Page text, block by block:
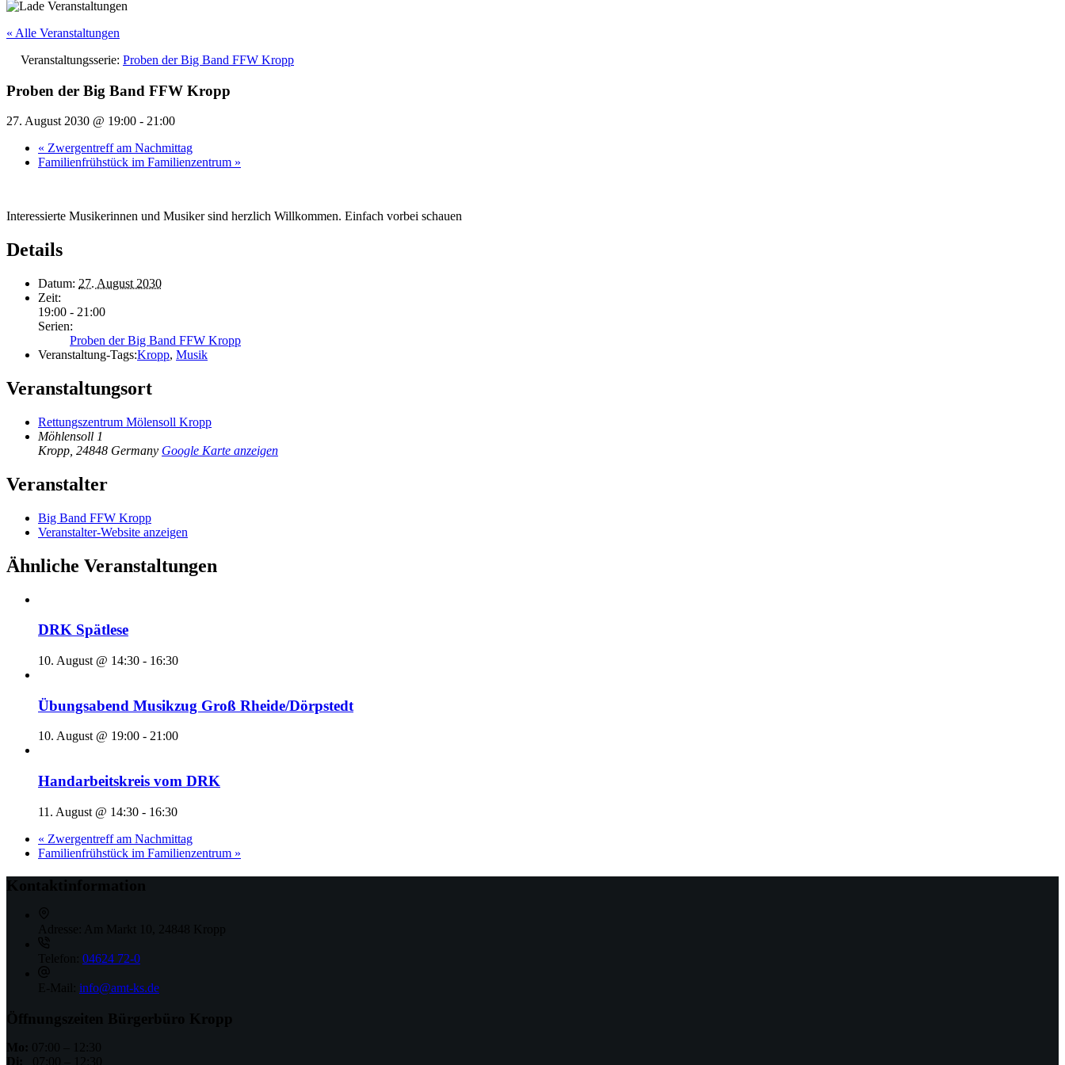
« Alle Veranstaltungen
Veranstaltungsserie: Proben der Big Band FFW Kropp
Proben der Big Band FFW Kropp
27. August 2030 @ 19:00 - 21:00
« Zwergentreff am Nachmittag
Familienfrühstück im Familienzentrum »
Interessierte Musikerinnen und Musiker sind herzlich Willkommen. Einfach vorbei schauen
Details
Datum: 27. August 2030
Zeit:
19:00 - 21:00
Serien:
Proben der Big Band FFW Kropp
Veranstaltung-Tags:Kropp, Musik
Veranstaltungsort
Rettungszentrum Mölensoll Kropp
Möhlensoll 1
Kropp 24848 Germany Google Karte anzeigen
Veranstalter
Big Band FFW Kropp
Veranstalter-Website anzeigen
Ähnliche Veranstaltungen
DRK Spätlese
10. August @ 14:30 - 16:30
Übungsabend Musikzug Groß Rheide/Dörpstedt
10. August @ 19:00 - 21:00
Handarbeitskreis vom DRK
11. August @ 14:30 - 16:30
« Zwergentreff am Nachmittag
Familienfrühstück im Familienzentrum »
Kontaktinformation
Adresse: Am Markt 10, 24848 Kropp
Telefon: 04624 72-0
E-Mail: info@amt-ks.de
Öffnungszeiten Bürgerbüro Kropp
Mo: 07:00 – 12:30
Di:
07:00 – 12:30